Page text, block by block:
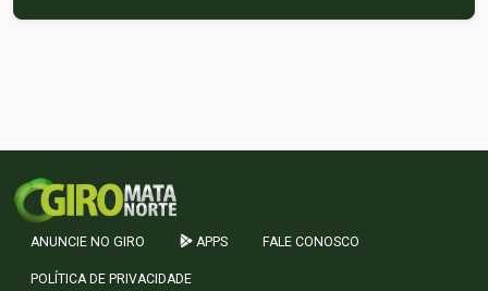
ANUNCIE NO GIRO APPS FALE CONOSCO
POLÍTICA DE PRIVACIDADE